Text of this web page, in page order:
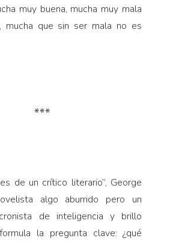
muy buena, mucha muy mala
mucha que sin ser mala no es
***
de un crítico literario”, George
algo aburrido pero un
de inteligencia y brillo
la pregunta clave: ¿qué